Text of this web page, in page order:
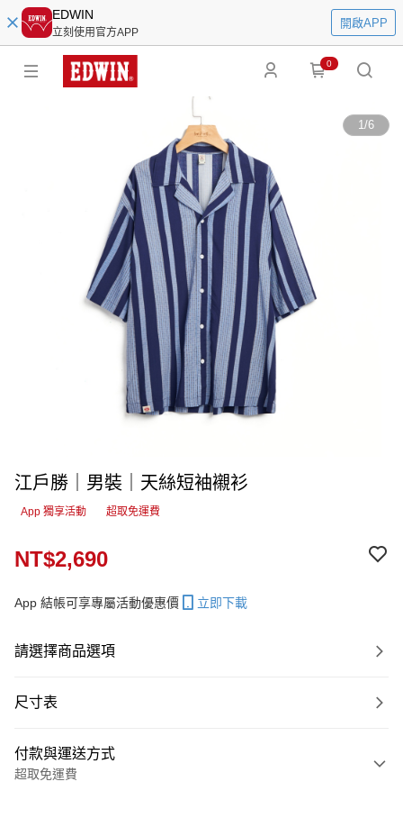
EDWIN
立刻使用官方APP
開啟APP
0
1/6
江戶勝｜男裝｜天絲短袖襯衫
App 獨享活動 超取免運費
NT$2,690
App 結帳可享專屬活動優惠價 立即下載
請選擇商品選項
尺寸表
付款與運送方式
超取免運費